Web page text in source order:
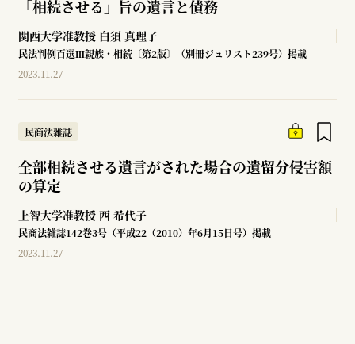
「相続させる」旨の遺言と債務
関西大学准教授 白須 真理子
民法判例百選Ⅲ親族・相続〔第2版〕（別冊ジュリスト239号）掲載
2023.11.27
民商法雑誌
全部相続させる遺言がされた場合の遺留分侵害額
の算定
上智大学准教授 西 希代子
民商法雑誌142巻3号（平成22（2010）年6月15日号）掲載
2023.11.27